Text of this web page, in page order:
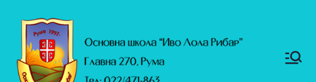
садржај
Основ
https://